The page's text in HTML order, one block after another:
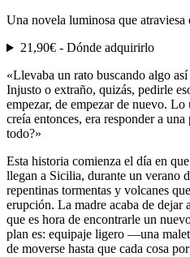
Una novela luminosa que
21,90€ -Dónde adquirirlo
«Llevaba un rato buscando algo
Injusto o extraño, quizás, pedirle
empezar, de empezar de nuevo.
creía entonces, era responder a
todo?»
Esta historia comienza el día en
llegan a Sicilia, durante un verano
repentinas tormentas y volcanes
erupción. La madre acaba de
que es hora de encontrarle un
plan es: equipaje ligero —una
de moverse hasta que cada cosa